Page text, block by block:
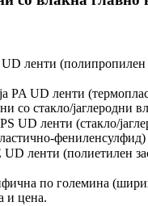
UD ленти (полипропилен
PA UD ленти
со стакло/јаглеродни
UD ленти (стакло/
фениленсулфид)
UD ленти (полиетилен
по големина
и цена.